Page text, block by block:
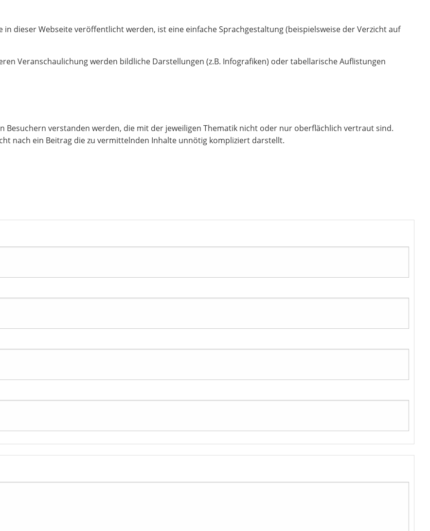
dieser Webseite veröffentlicht werden, ist eine einfache Sprachgestaltung (beispielsweise der Verzicht auf
Veranschaulichung werden bildliche Darstellungen (z.B. Infografiken) oder tabellarische Auflistungen
Besuchern verstanden werden, die mit der jeweiligen Thematik nicht oder nur oberflächlich vertraut sind.
nach ein Beitrag die zu vermittelnden Inhalte unnötig kompliziert darstellt.